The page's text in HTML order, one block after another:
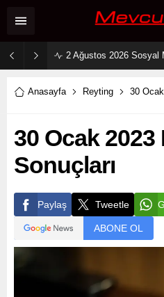
Anasayfa Reyting 30
30 Ocak
Sonuçları
Paylaş Tweetle
ABONE OL